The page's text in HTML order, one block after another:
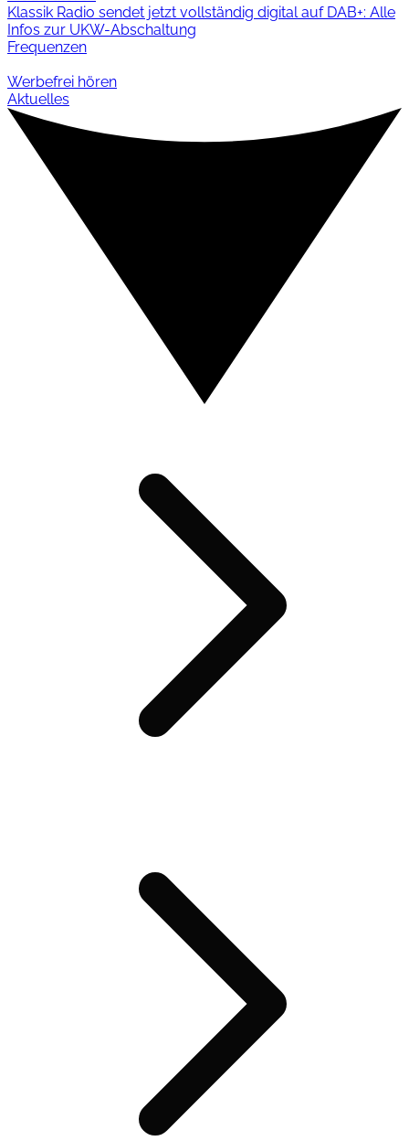
Klassik Radio sendet jetzt vollständig digital auf DAB+: Alle
Infos zur UKW-Abschaltung
Frequenzen
Werbefrei hören
Aktuelles